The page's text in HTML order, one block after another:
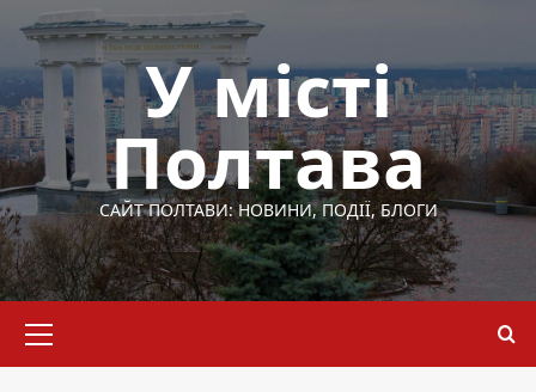
Перейти
вмісту
У місті
Полтава
САЙТ ПОЛТАВИ: НОВИНИ, ПОДІЇ, БЛОГИ
меню